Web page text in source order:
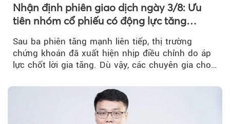
Nhận định phiên giao dịch ngày 3/8: Ưu
tiên nhóm cổ phiếu có động lực tăng
Sau ba phiên tăng mạnh liên tiếp, thị trường
chứng khoán đã xuất hiện nhịp điều chỉnh do áp
lực chốt lời gia tăng. Dù vậy, các chuyên gia cho